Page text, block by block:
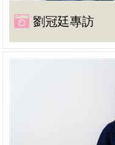
劉冠廷專訪